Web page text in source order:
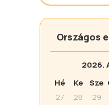
Országos
2026.
Hé
Ke Sze
27
28 29